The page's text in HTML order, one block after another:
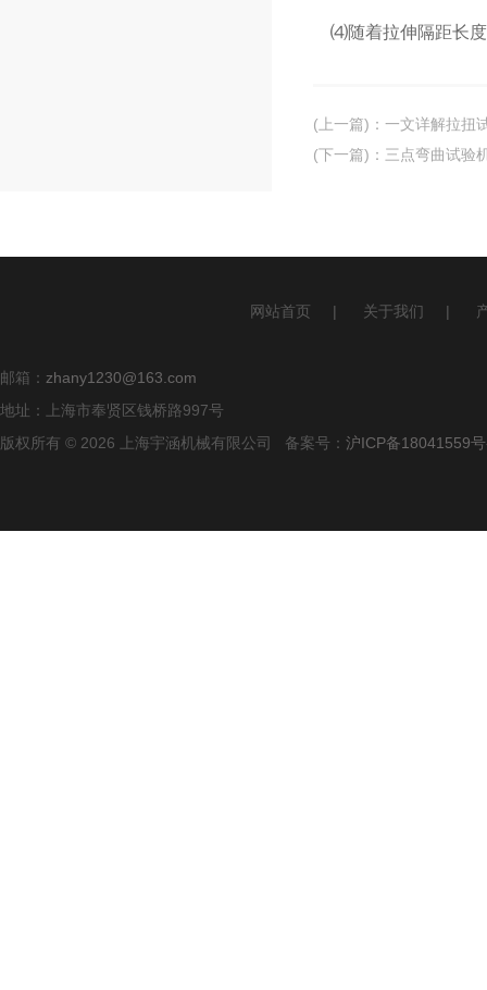
⑷随着拉伸隔距长度
(上一篇) ： 一文详解拉扭
(下一篇) ： 三点弯曲试验
网站首页 | 关于我们 |
邮箱： zhany1230@163.com
地址：上海市奉贤区钱桥路997号
版权所有 © 2026 上海宇涵机械有限公司 备案号： 沪ICP备18041559